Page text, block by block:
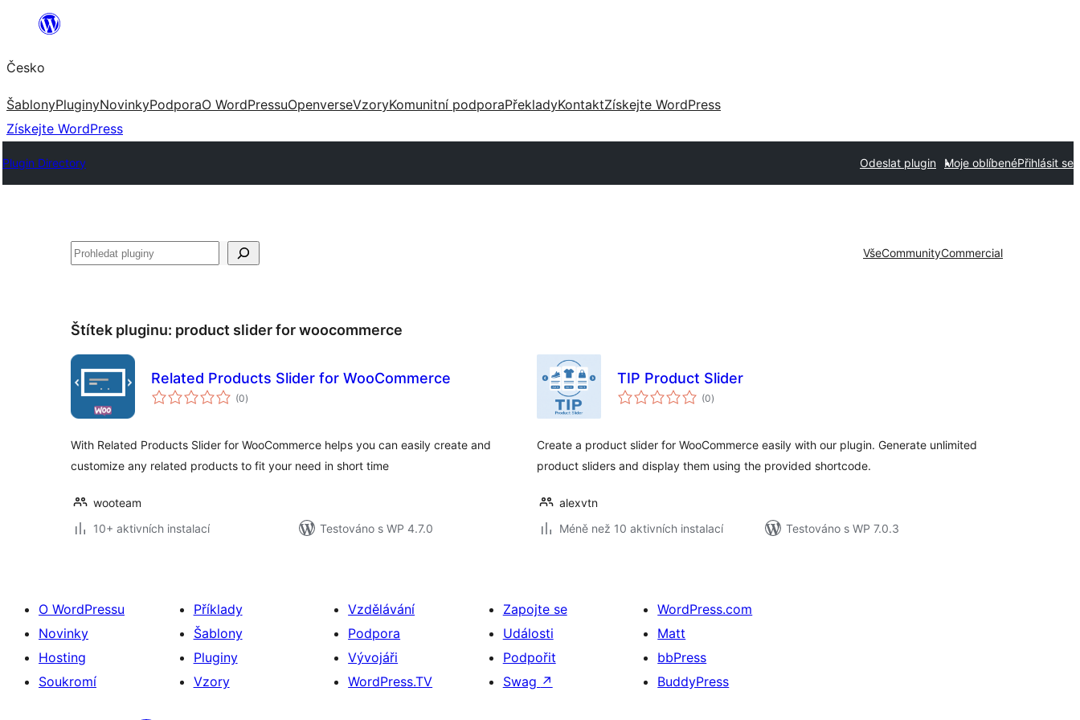
Přeskočit
obsah
Česko
ŠablonyPluginyNovinkyPodporaO WordPressuOpenverseVzoryKomunitní podporaPřekladyKontaktZískejte WordPress
Získejte WordPress
Plugin Directory Odeslat plugin Moje oblíbenéPřihlásit se
Hledat VšeCommunityCommercial
Štítek pluginu: product slider for woocommerce
Related Products Slider for WooCommerce
(0celkové
hodnocení
)
With Related Products Slider for WooCommerce helps you can easily create and
customize any related products to fit your need in short time
wooteam
10+ aktivních instalací
Testováno s WP 4.7.0
TIP Product Slider
(0celkové
hodnocení
)
Create a product slider for WooCommerce easily with our plugin. Generate unlimited
product sliders and display them using the provided shortcode.
alexvtn
Méně než 10 aktivních instalací
Testováno s WP 7.0.3
O WordPressu
Novinky
Hosting
Soukromí
Příklady
Šablony
Pluginy
Vzory
Vzdělávání
Podpora
Vývojáři
WordPress.TV
Zapojte se
Události
Podpořit
Swag ↗
WordPress.com
Matt
bbPress
BuddyPress